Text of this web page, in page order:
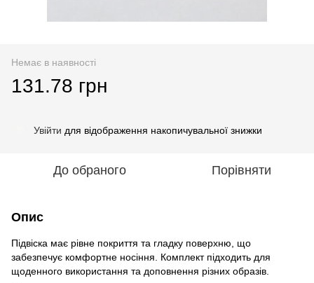
Немає в наявності
131.78 грн
Увійти для відображення накопичувальної знижки
До обраного Порівняти
Опис
Підвіска має рівне покриття та гладку поверхню, що
забезпечує комфортне носіння. Комплект підходить для
щоденного використання та доповнення різних образів.